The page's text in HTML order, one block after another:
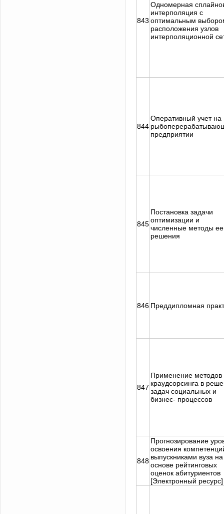
843
Одномерная
интерполяция с
оптимальным
расположения узлов
интерполяционной
844
Оперативный учет на
предприятии
845
Постановка задачи
оптимизации и
численные методы ее
решения
846 Преддипломная
847
Применение методов
краудсорсинга в
задач социальных и
бизнес- процессов
848
Прогнозирование
освоения
выпускниками вуза на
основе рейтинговых
оценок абитуриентов
[Электронный ресурс]